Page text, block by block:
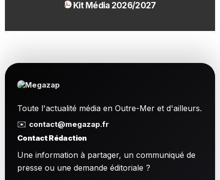
Kit Média 2026/2027
Toute l'actualité média en Outre-Mer et d'ailleurs.
✉️ contact@megazap.fr
Contact Rédaction
Une information à partager, un communiqué de
presse ou une demande éditoriale ?